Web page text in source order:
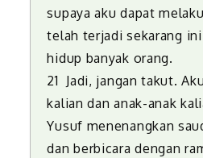
supaya aku dapat
telah terjadi sekarang
hidup banyak orang.
21 Jadi, jangan takut.
kalian dan anak-anak
Yusuf menenangkan
dan berbicara dengan